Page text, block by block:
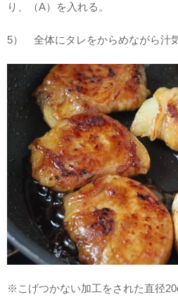
り、（A）を入れる。
5） 全体にタレをからめながら汁
※こげつかない加工をされた直径